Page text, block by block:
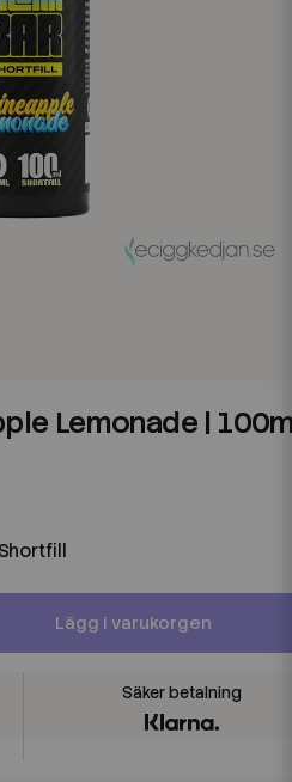
Lemonade |
Lägg i varukorgen